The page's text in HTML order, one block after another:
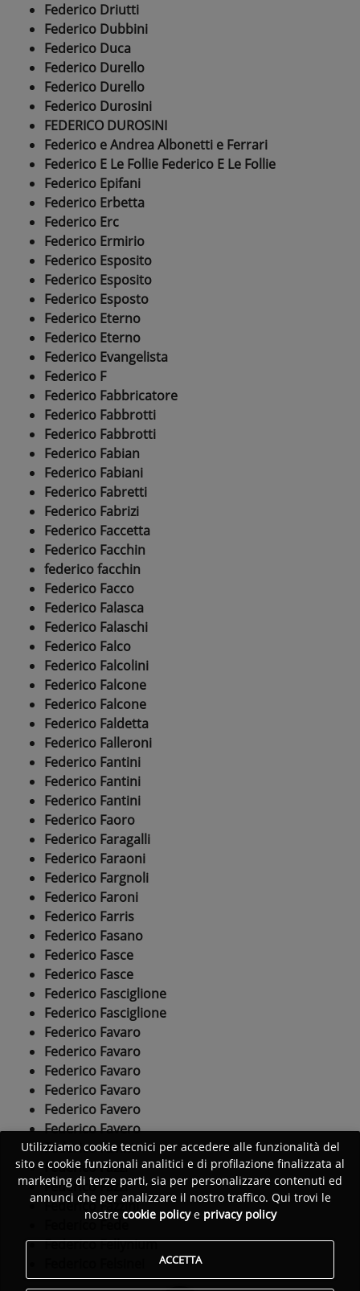
Federico Driutti
Federico Dubbini
Federico Duca
Federico Durello
Federico Durello
Federico Durosini
FEDERICO DUROSINI
Federico e Andrea Albonetti e Ferrari
Federico E Le Follie Federico E Le Follie
Federico Epifani
Federico Erbetta
Federico Erc
Federico Ermirio
Federico Esposito
Federico Esposito
Federico Esposto
Federico Eterno
Federico Eterno
Federico Evangelista
Federico F
Federico Fabbricatore
Federico Fabbrotti
Federico Fabbrotti
Federico Fabian
Federico Fabiani
Federico Fabretti
Federico Fabrizi
Federico Faccetta
Federico Facchin
federico facchin
Federico Facco
Federico Falasca
Federico Falaschi
Federico Falco
Federico Falcolini
Federico Falcone
Federico Falcone
Federico Faldetta
Federico Falleroni
Federico Fantini
Federico Fantini
Federico Fantini
Federico Faoro
Federico Faragalli
Federico Faraoni
Federico Fargnoli
Federico Faroni
Federico Farris
Federico Fasano
Federico Fasce
Federico Fasce
Federico Fasciglione
Federico Fasciglione
Federico Favaro
Federico Favaro
Federico Favaro
Federico Favaro
Federico Favero
Federico Favero
Federico Favini
Federico Fazzi
Federico Fazzi
Federico Fazzini
Federico Fellynium
Utilizziamo cookie tecnici per accedere alle funzionalità del
sito e cookie funzionali analitici e di profilazione finalizzata al
marketing di terze parti, sia per personalizzare contenuti ed
annunci che per analizzare il nostro traffico. Qui trovi le
nostre cookie policye privacy policy
ACCETTA